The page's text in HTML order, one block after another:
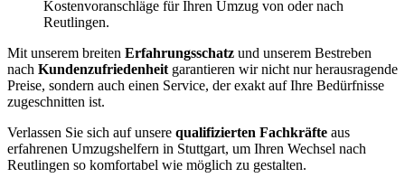
Kostenvoranschläge für Ihren Umzug von oder nach
Reutlingen.
Mit unserem breiten Erfahrungsschatz und unserem Bestreben
nach Kundenzufriedenheit garantieren wir nicht nur herausragende
Preise, sondern auch einen Service, der exakt auf Ihre Bedürfnisse
zugeschnitten ist.
Verlassen Sie sich auf unsere qualifizierten Fachkräfte aus
erfahrenen Umzugshelfern in Stuttgart, um Ihren Wechsel nach
Reutlingen so komfortabel wie möglich zu gestalten.